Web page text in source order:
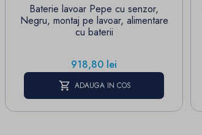
Baterie lavoar Pepe cu senzor,
Negru, montaj pe lavoar, alimentare
cu baterii
Pret
918,80 lei
ADAUGA IN COS